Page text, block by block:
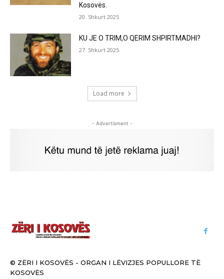
Kosovës.
20. Shkurt 2025
KU JE O TRIM,O QERIM SHPIRTMADHI?
27. Shkurt 2025
Load more
- Advertisment -
© ZËRI I KOSOVËS - ORGAN I LËVIZJES POPULLORE TË
KOSOVËS